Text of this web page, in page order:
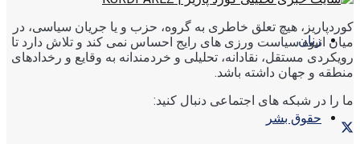
زنان
حقوق بشر
کوردپاریز، هیچ تعلق خاطری به گروه، حزب و یا جریان سیاسی، در
میان انبوه سیاست ورزی های رایج احساس نمی کند و تلاش دارد تا
رویکردی مستقل، نقادانه، تحلیلی و خردمندانه به وقایع و رخدادهای
منطقه و جهان داشته باشد.
ما را در شبکه های اجتماعی دنبال کنید: